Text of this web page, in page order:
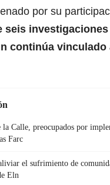
por su
seis
continúa vinculado
Calle, preocupados por
Farc
el sufrimiento de
Eln